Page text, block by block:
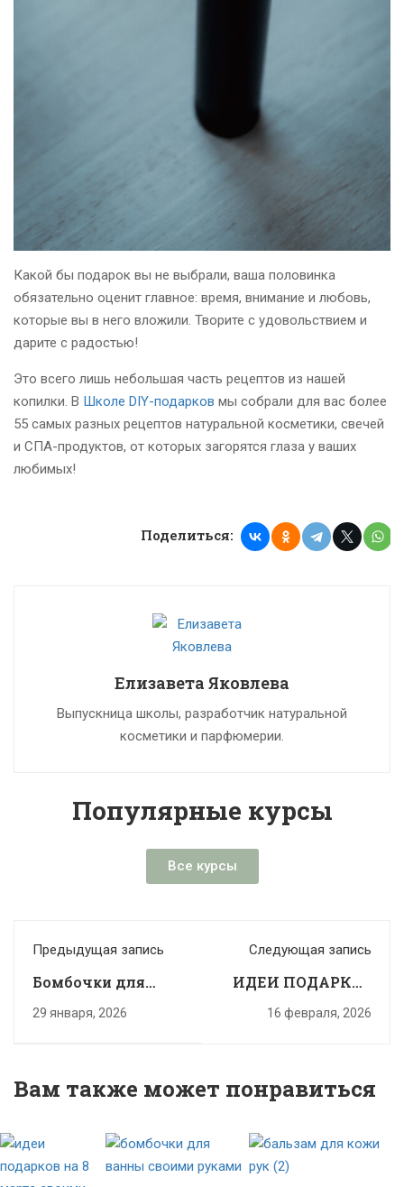
Какой бы подарок вы не выбрали, ваша половинка
обязательно оценит главное: время, внимание и любовь,
которые вы в него вложили. Творите с удовольствием и
дарите с радостью!
Это всего лишь небольшая часть рецептов из нашей
копилки. В Школе DIY-подарков мы собрали для вас более
55 самых разных рецептов натуральной косметики, свечей
и СПА-продуктов, от которых загорятся глаза у ваших
любимых!
Поделиться:
Елизавета Яковлева
Выпускница школы, разработчик натуральной
косметики и парфюмерии.
Популярные курсы
Все курсы
Предыдущая запись
Бомбочки для
ванны в подарок
29 января, 2026
Следующая запись
ИДЕИ ПОДАРКОВ
НА 8 МАРТА
16 февраля, 2026
Вам также может понравиться